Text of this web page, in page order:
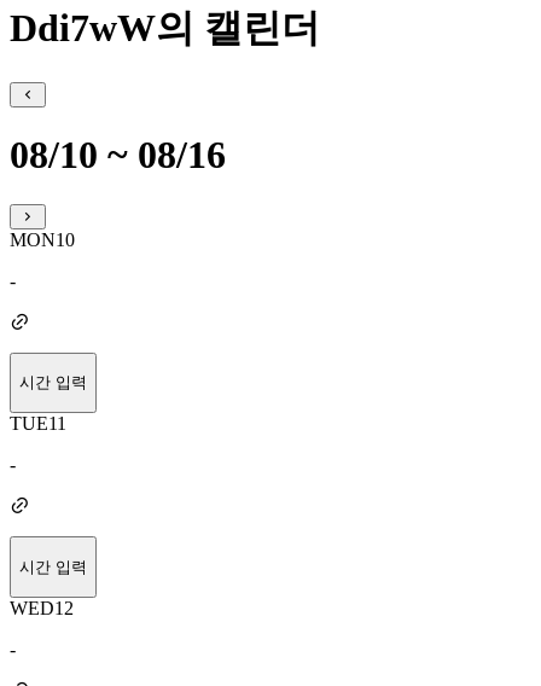
Ddi7wW의 캘린더
08/10 ~ 08/16
MON10
-
시간 입력
TUE11
-
시간 입력
WED12
-